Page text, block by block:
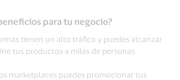
para tu negocio?
tienen un alto tráfico y puedes alcanzar
tus productos a miles de personas.
marketplaces puedes promocionar tus